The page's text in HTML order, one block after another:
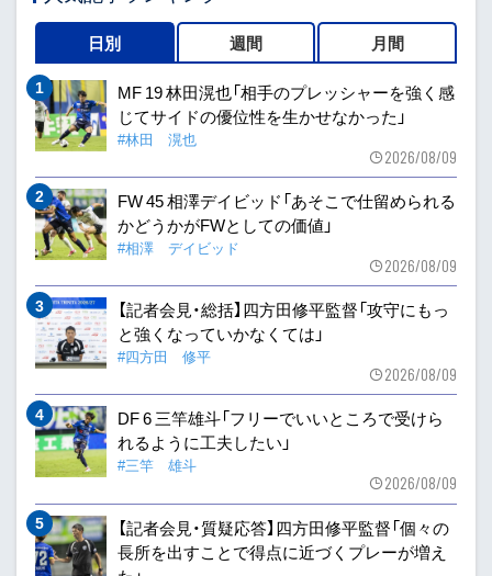
日別 週間 月間
MF 19 林田滉也「相手のプレッシャーを強く感
じてサイドの優位性を生かせなかった」
#林田 滉也
2026/08/09
FW 45 相澤デイビッド「あそこで仕留められる
かどうかがFWとしての価値」
#相澤 デイビッド
2026/08/09
【記者会見・総括】四方田修平監督「攻守にもっ
と強くなっていかなくては」
#四方田 修平
2026/08/09
DF 6 三竿雄斗「フリーでいいところで受けら
れるように工夫したい」
#三竿 雄斗
2026/08/09
【記者会見・質疑応答】四方田修平監督「個々の
長所を出すことで得点に近づくプレーが増え